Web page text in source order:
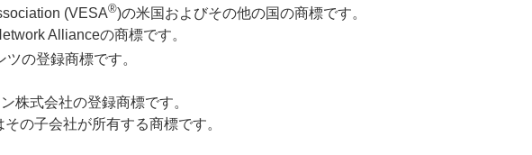
(VESA®)の米国およびその他の国の商標です。
Allianceの商標です。
の登録商標です。
株式会社の登録商標です。
の子会社が所有する商標です。